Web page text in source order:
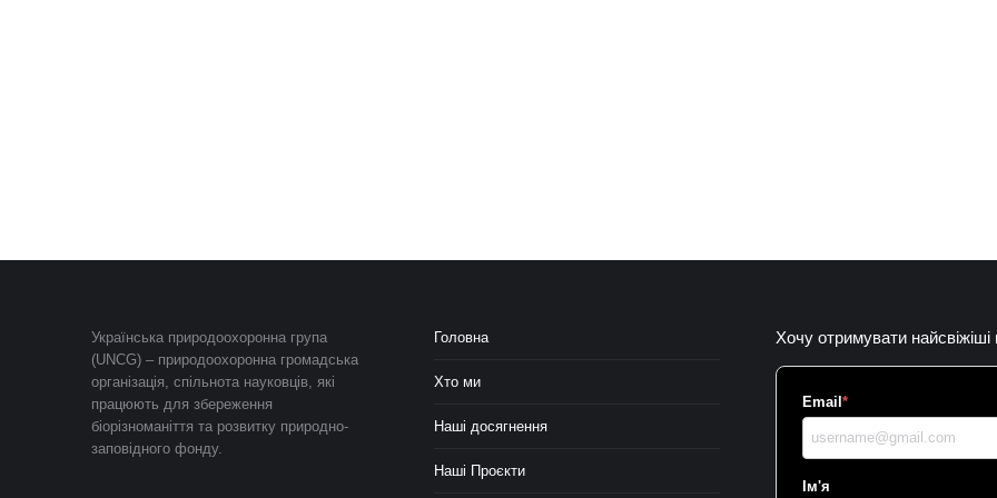
Українська природоохоронна група
(UNCG) – природоохоронна громадська
організація, спільнота науковців, які
працюють для збереження
біорізноманіття та розвитку природно-
заповідного фонду.
Головна
Хто ми
Наші досягнення
Наші Проєкти
Хочу отримувати найсвіжіші
Email*
Ім'я